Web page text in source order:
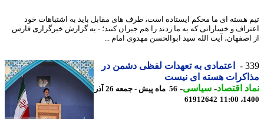
هسته ای ما محکم ایستاده است، طرف های مقابل باید به اشتباهات خود
و خساراتی که به ما زدند را هم جبران کنند؛ - به گزارش خبرگزاری فارس
آیت الله سید ابوالحسن مهدوی امام ...
اعتمادی به تعهدات لفظی دشمن در
هسته ای نیست
اقتصاد-سیاسی-
56 ماه پیش - جمعه 26 آذر
61912642